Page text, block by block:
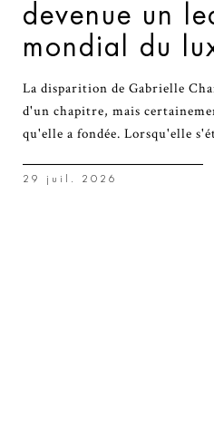
devenue un
mondial du
La disparition de Gabrielle
d'un chapitre, mais
qu'elle a fondée. Lorsqu'elle
29 juil. 2026